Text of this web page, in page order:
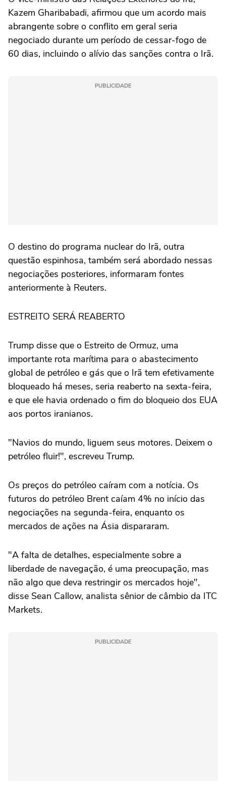
Kazem Gharibabadi, afirmou que um acordo mais
abrangente sobre o conflito em geral seria
negociado durante um período de cessar-fogo de
60 dias, incluindo o alívio das sanções contra o Irã.
PUBLICIDADE
O destino do programa nuclear do Irã, outra
questão espinhosa, também será abordado nessas
negociações posteriores, informaram fontes
anteriormente à Reuters.
ESTREITO SERÁ REABERTO
Trump disse ‌que o Estreito de Ormuz, uma
importante rota marítima para o abastecimento
global de petróleo e gás que o Irã tem efetivamente
bloqueado há meses, seria reaberto na sexta-feira,
e ‌que ele havia ordenado o fim do bloqueio dos EUA
⁠aos portos iranianos.
"Navios do mundo, liguem seus motores. ⁠Deixem o
petróleo fluir!", escreveu Trump.
Os preços do petróleo caíram com a notícia. Os
futuros do petróleo Brent caíam 4% no início das
negociações na segunda-feira, enquanto os
mercados de ações ⁠na Ásia dispararam.
"A falta de detalhes, especialmente sobre a
liberdade de navegação, é uma preocupação, mas
não algo ‌que deva restringir os mercados hoje",
disse Sean Callow, ‌analista sênior de câmbio da ITC
Markets.
PUBLICIDADE